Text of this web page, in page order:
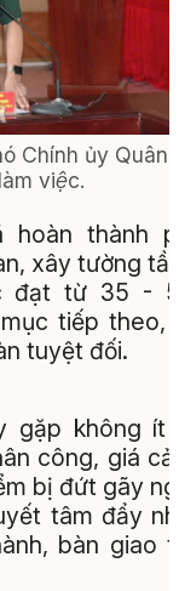
Chính ủy Quân
việc.
thành
xây tường
đạt từ 35 -
tiếp theo,
tuyệt đối.
gặp không ít
công, giá
bị đứt gãy
tâm đẩy
bàn giao